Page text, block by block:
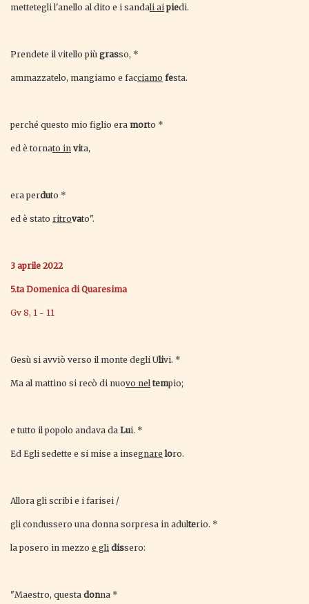
mettetegli l'anello al dito e i sandali ai piedi.
Prendete il vitello più grasso, *
ammazzatelo, mangiamo e facciamo festa.
perché questo mio figlio era morto *
ed è tornato in vita,
era perduto *
ed è stato ritrovato".
3 aprile 2022
5.ta Domenica di Quaresima
Gv 8, 1 - 11
Gesù si avviò verso il monte degli Ulivi. *
Ma al mattino si recò di nuovo nel tempio;
e tutto il popolo andava da Lui. *
Ed Egli sedette e si mise a insegnare loro.
Allora gli scribi e i farisei /
gli condussero una donna sorpresa in adulterio. *
la posero in mezzo e gli dissero:
"Maestro, questa donna *